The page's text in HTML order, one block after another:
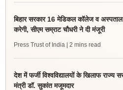
बिहार सरकार 16 मेडिकल कॉलेज व अस्पताल
करेगी, सीएम सम्राट चौधरी ने दी मंजूरी
Press Trust of India | 2 mins read
देश में फर्जी विश्वविद्यालयों के खिलाफ राज्य
मंत्री डॉ. सुकांत मजूमदार